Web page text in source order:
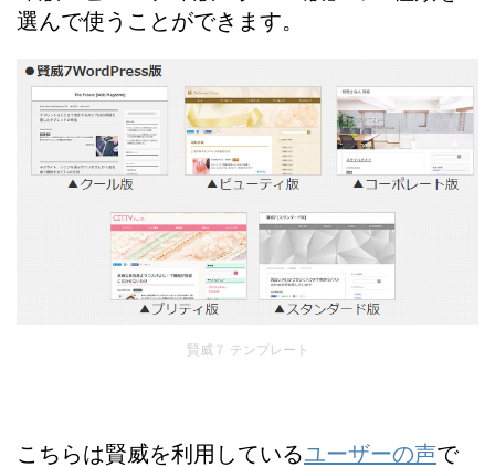
選んで使うことができます。
賢威７ テンプレート
こちらは賢威を利用しているユーザーの声で